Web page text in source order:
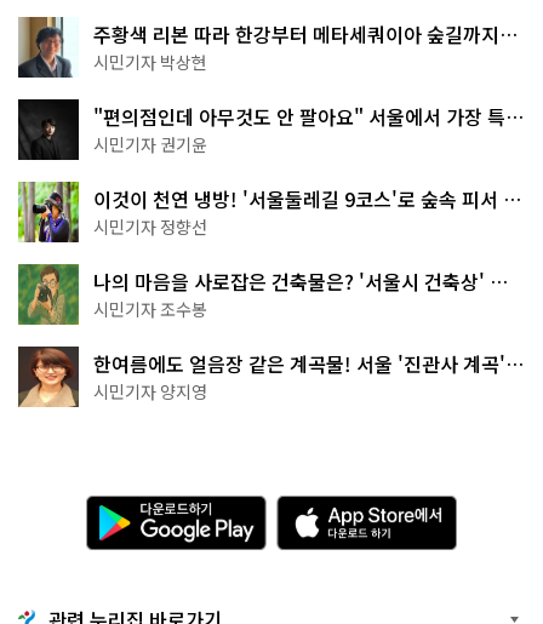
주황색 리본 따라 한강부터 메타세쿼이아 숲길까지…
서울둘레길 15코스
시민기자 박상현
"편의점인데 아무것도 안 팔아요" 서울에서 가장 특별
한 편의점의 정체
시민기자 권기윤
이것이 천연 냉방! '서울둘레길 9코스'로 숲속 피서 떠
나볼까
시민기자 정향선
나의 마음을 사로잡은 건축물은? '서울시 건축상' 수
상작 공개!
시민기자 조수봉
한여름에도 얼음장 같은 계곡물! 서울 '진관사 계곡'이
천국이네~
시민기자 양지영
다
운
로
기
A
p
p